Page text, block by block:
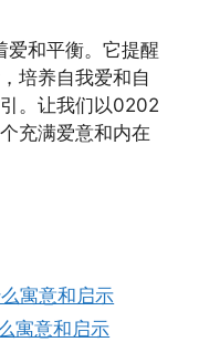
和平衡。它提醒
培养自我爱和自
。让我们以0202
充满爱意和内在
寓意和启示
寓意和启示